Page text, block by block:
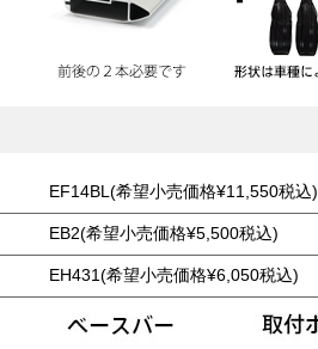
EF14BL(希望小売価格¥11,550税込)
EB2(希望小売価格¥5,500税込)
EH431(希望小売価格¥6,050税込)